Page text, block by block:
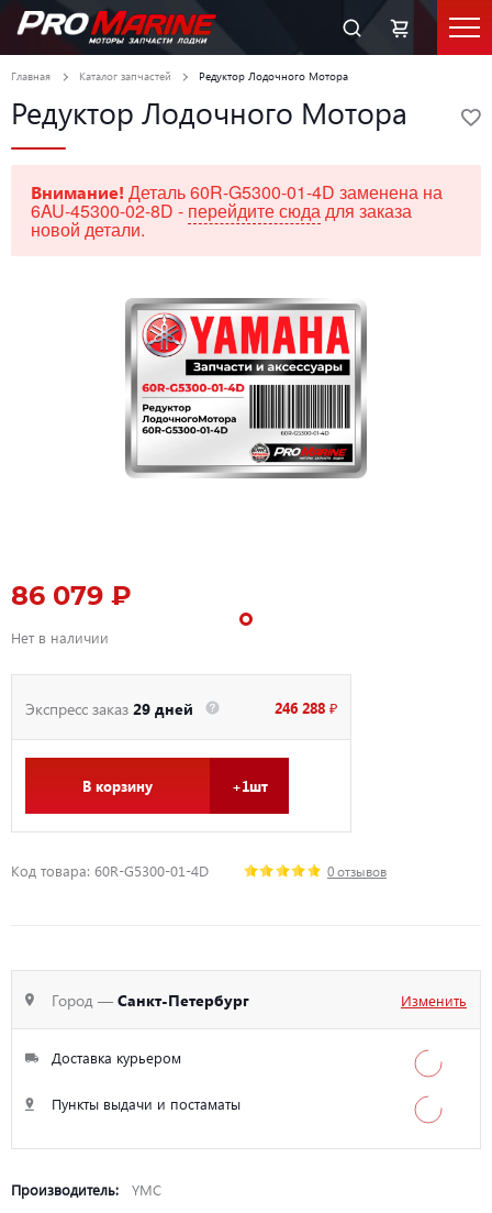
Главная Каталог запчастей Редуктор Лодочного Мотора
Редуктор Лодочного Мотора
Внимание! Деталь 60R-G5300-01-4D заменена на
6AU-45300-02-8D - перейдите сюдадля заказа
новой детали.
86 079 ₽
Нет в наличии
Экспресс заказ 29 дней 246 288 ₽
В корзину +1шт
Код товара: 60R-G5300-01-4D 0 отзывов
Город — Санкт-Петербург Изменить
Доставка курьером
Пункты выдачи и постаматы
Производитель: YMC